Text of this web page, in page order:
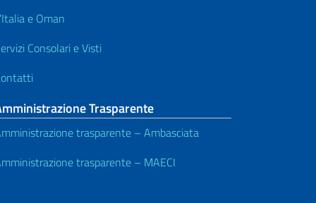
e Oman
Consolari e Visti
Trasparente
trasparente – Ambasciata
trasparente – MAECI